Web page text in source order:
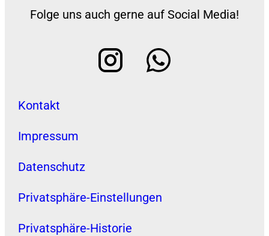
Folge uns auch gerne auf Social Media!
Kontakt
Impressum
Datenschutz
Privatsphäre-Einstellungen
Privatsphäre-Historie